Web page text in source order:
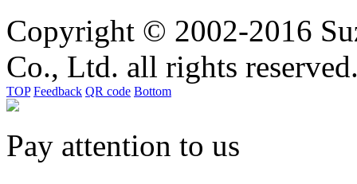
Copyright © 2002-2016
Co., Ltd. all rights
TOP Feedback QR code Bottom
Pay attention to us